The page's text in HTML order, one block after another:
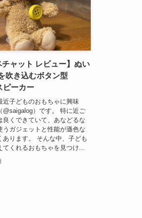
チャット レビュー】ぬい
吹き込むボタン型
ピーカー
近子どものおもちゃに興味
@saigalog）です。 特に近ご
良くできていて、あなどるな
うガジェットと性能が遜色な
あります。 そんな中、子ども
くれるおもちゃを見つけ...